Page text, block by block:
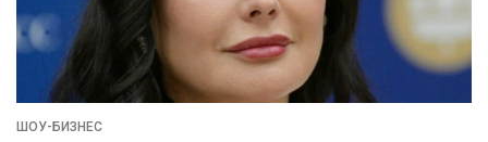
ШОУ-БИЗНЕС